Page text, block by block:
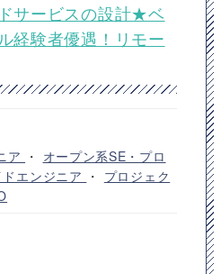
サービスの設計★ベ
経験者優遇！リモー
ア ・ オープン系SE・プロ
エンジニア ・ プロジェク